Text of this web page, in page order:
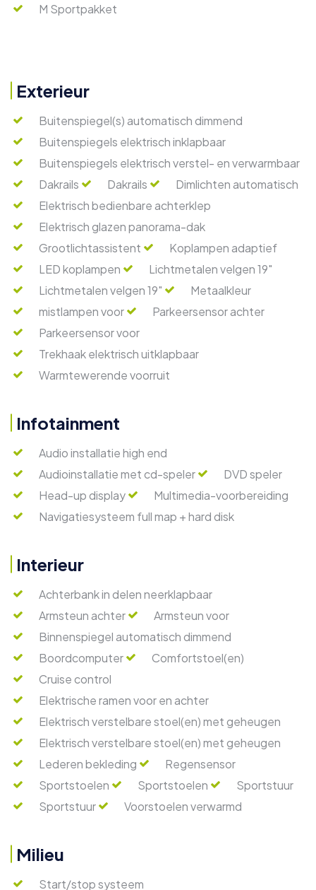
M Sportpakket
Exterieur
Buitenspiegel(s) automatisch dimmend
Buitenspiegels elektrisch inklapbaar
Buitenspiegels elektrisch verstel- en verwarmbaar
Dakrails
Dakrails
Dimlichten automatisch
Elektrisch bedienbare achterklep
Elektrisch glazen panorama-dak
Grootlichtassistent
Koplampen adaptief
LED koplampen
Lichtmetalen velgen 19"
Lichtmetalen velgen 19"
Metaalkleur
mistlampen voor
Parkeersensor achter
Parkeersensor voor
Trekhaak elektrisch uitklapbaar
Warmtewerende voorruit
Infotainment
Audio installatie high end
Audioinstallatie met cd-speler
DVD speler
Head-up display
Multimedia-voorbereiding
Navigatiesysteem full map + hard disk
Interieur
Achterbank in delen neerklapbaar
Armsteun achter
Armsteun voor
Binnenspiegel automatisch dimmend
Boordcomputer
Comfortstoel(en)
Cruise control
Elektrische ramen voor en achter
Elektrisch verstelbare stoel(en) met geheugen
Elektrisch verstelbare stoel(en) met geheugen
Lederen bekleding
Regensensor
Sportstoelen
Sportstoelen
Sportstuur
Sportstuur
Voorstoelen verwarmd
Milieu
Start/stop systeem